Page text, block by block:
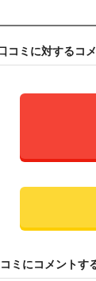
コミに対するコ
ミにコメントす